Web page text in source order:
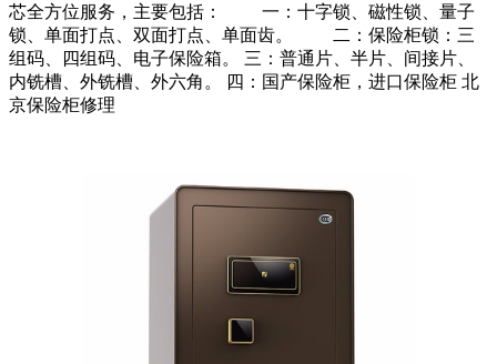
芯全方位服务，主要包括： 一：十字锁、磁性锁、量子
锁、单面打点、双面打点、单面齿。 二：保险柜锁：三
组码、四组码、电子保险箱。 三：普通片、半片、间接片、
内铣槽、外铣槽、外六角。 四：国产保险柜，进口保险柜 北
京保险柜修理